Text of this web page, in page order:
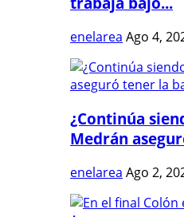
enelarea Ago 4,
¿Continúa
Medrán
enelarea Ago 2,